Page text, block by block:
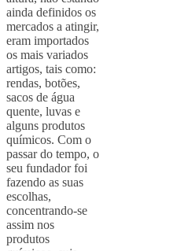
ainda definidos os
mercados a atingir,
eram importados
os mais variados
artigos, tais como:
rendas, botões,
sacos de água
quente, luvas e
alguns produtos
químicos. Com o
passar do tempo, o
seu fundador foi
fazendo as suas
escolhas,
concentrando-se
assim nos
produtos